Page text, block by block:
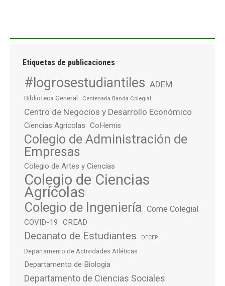
Etiquetas de publicaciones
#logrosestudiantiles ADEM
Biblioteca General Centenaria Banda Colegial
Centro de Negocios y Desarrollo Económico
Ciencias Agrícolas CoHemis
Colegio de Administración de
Empresas
Colegio de Artes y Ciencias
Colegio de Ciencias
Agrícolas
Colegio de Ingeniería Come Colegial
COVID-19 CREAD
Decanato de Estudiantes DECEP
Departamento de Actividades Atléticas
Departamento de Biologia
Departamento de Ciencias Sociales